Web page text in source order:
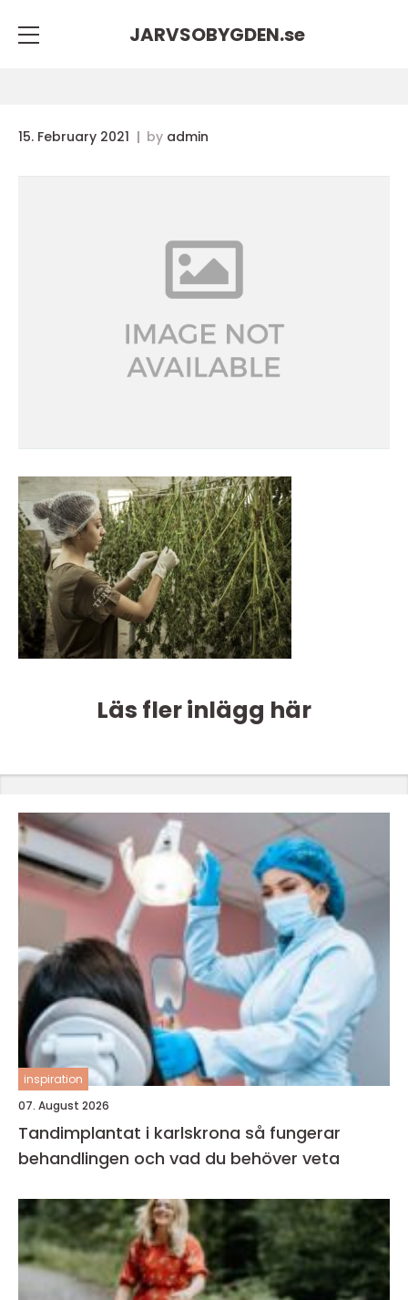
JARVSOBYGDEN.se
15. February 2021 by admin
Läs fler inlägg här
inspiration
07. August 2026
Tandimplantat i karlskrona så fungerar
behandlingen och vad du behöver veta